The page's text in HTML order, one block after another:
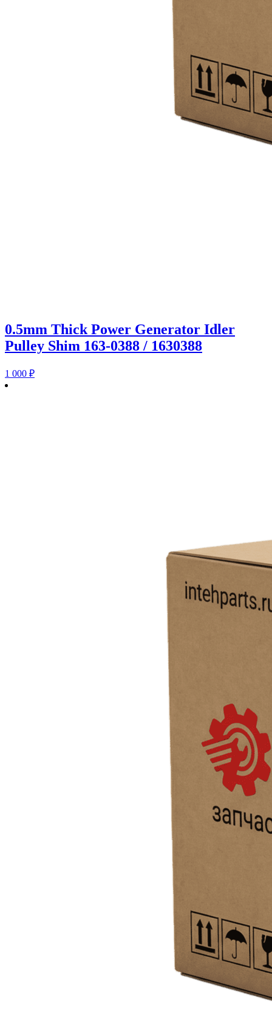
0.5mm Thick Power Generator Idler
Pulley Shim 163-0388 / 1630388
1 000 ₽